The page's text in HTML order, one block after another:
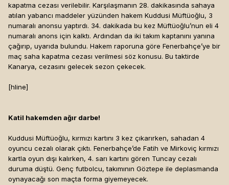
kapatma cezası verilebilir. Karşılaşmanın 28. dakikasında sahaya
atılan yabancı maddeler yüzünden hakem Kuddusi Müftüoğlu, 3
numaralı anonsu yaptırdı. 34. dakikada bu kez Müftüoğlu’nun eli 4
numaralı anons için kalktı. Ardından da iki takım kaptanını yanına
çağırıp, uyarıda bulundu. Hakem raporuna göre Fenerbahçe’ye bir
maç saha kapatma cezası verilmesi söz konusu. Bu taktirde
Kanarya, cezasını gelecek sezon çekecek.
[hline]
Katil hakemden ağır darbe!
Kuddusi Müftüoğlu, kırmızı kartını 3 kez çıkarırken, sahadan 4
oyuncu cezalı olarak çıktı. Fenerbahçe’de Fatih ve Mirkoviç kırmızı
kartla oyun dışı kalırken, 4. sarı kartını gören Tuncay cezalı
duruma düştü. Genç futbolcu, takımının Göztepe ile deplasmanda
oynayacağı son maçta forma giyemeyecek.